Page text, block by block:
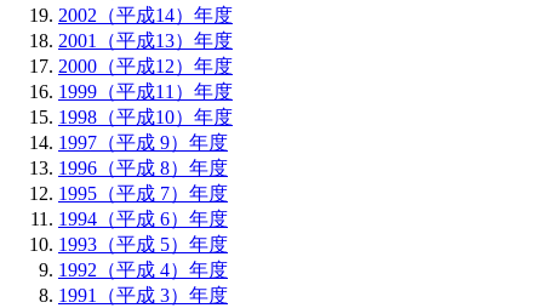
2002（平成14）年度
2001（平成13）年度
2000（平成12）年度
1999（平成11）年度
1998（平成10）年度
1997（平成 9）年度
1996（平成 8）年度
1995（平成 7）年度
1994（平成 6）年度
1993（平成 5）年度
1992（平成 4）年度
1991（平成 3）年度